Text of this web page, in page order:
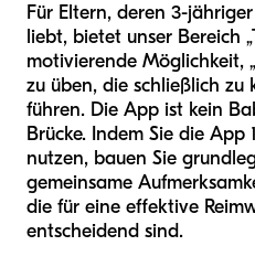
Für Eltern, deren 3-jähriger
liebt, bietet unser Bereich
motivierende Möglichkeit,
zu üben, die schließlich zu
führen. Die App ist kein
Brücke. Indem Sie die App
nutzen, bauen Sie
gemeinsame
die für eine effektive
entscheidend sind.